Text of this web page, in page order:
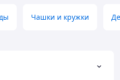
Чашки и кружки